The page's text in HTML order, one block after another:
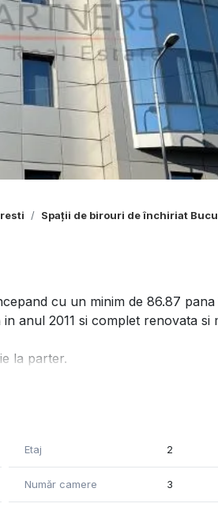
Spații de birouri de închiriat
cu un minim de 86.87
anul 2011 si complet renovata si
la parter.
de transport in comun, aceasta
Etaj 2
Număr camere 3